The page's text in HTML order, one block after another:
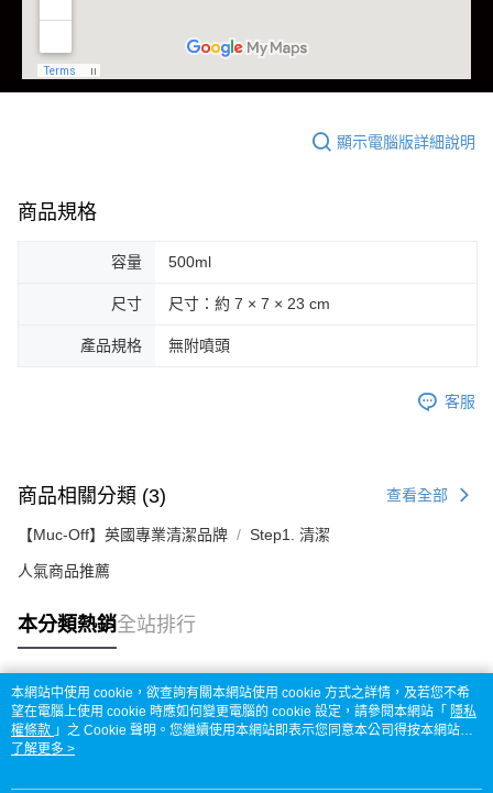
顯示電腦版詳細說明
商品規格
容量 500ml
尺寸 尺寸：約 7 × 7 × 23 cm
產品規格 無附噴頭
客服
商品相關分類 (3) 查看全部
【Muc-Off】英國專業清潔品牌 Step1. 清潔
人氣商品推薦
本分類熱銷全站排行
熱門標籤
本網站中使用 cookie，欲查詢有關本網站使用 cookie 方式之詳情，及若您不希
望在電腦上使用 cookie 時應如何變更電腦的 cookie 設定，請參閱本網站「 隱私
權條款 」之 Cookie 聲明。您繼續使用本網站即表示您同意本公司得按本網站使
用條款之 Cookie 聲明使用 cookie。
了解更多 >